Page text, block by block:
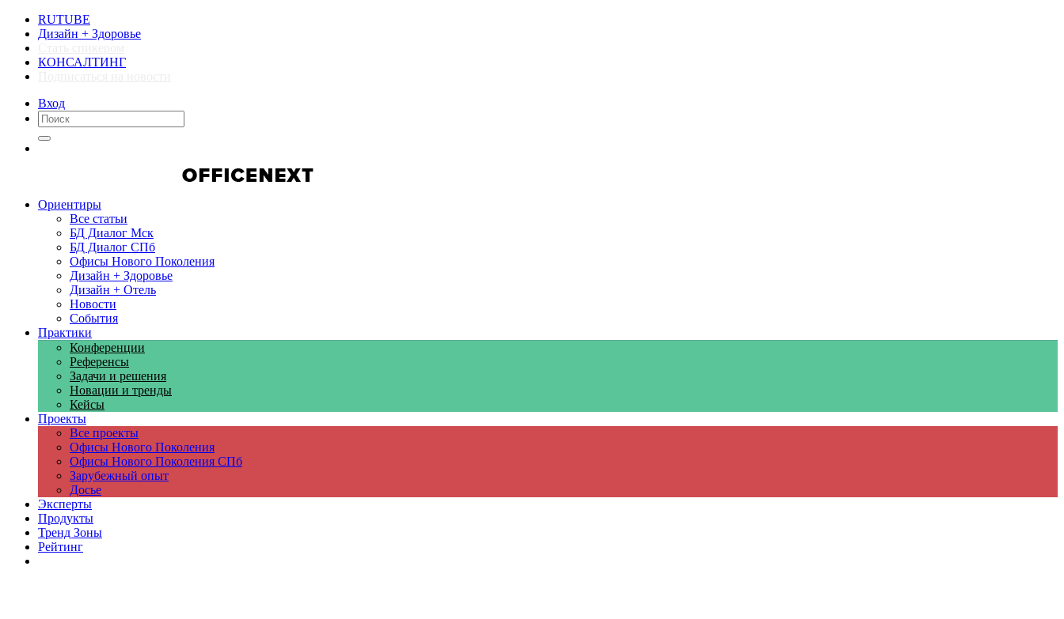
RUTUBE
Дизайн + Здоровье
КОНСАЛТИНГ
Вход
Ориентиры
Все статьи
БД Диалог Мск
БД Диалог СПб
Офисы Нового Поколения
Дизайн + Здоровье
Дизайн + Отель
Новости
События
Практики
Конференции
Референсы
Задачи и решения
Новации и тренды
Кейсы
Проекты
Все проекты
Офисы Нового Поколения
Офисы Нового Поколения СПб
Зарубежный опыт
Досье
Эксперты
Продукты
Тренд Зоны
Рейтинг